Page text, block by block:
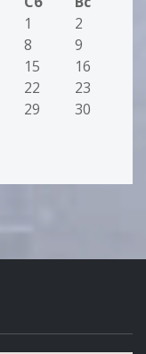
1
2
8
9
15
16
22
23
29
30